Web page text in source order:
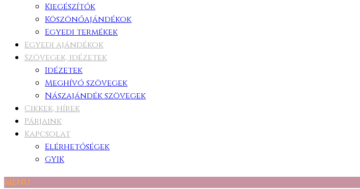
Kiegészítők
Köszönőajándékok
Egyedi termékek
Egyedi ajándékok
Szövegek, idézetek
Idézetek
Meghívó szövegek
Nászajándék szövegek
Cikkek, hírek
Párjaink
Kapcsolat
Elérhetőségek
GYIK
MENU